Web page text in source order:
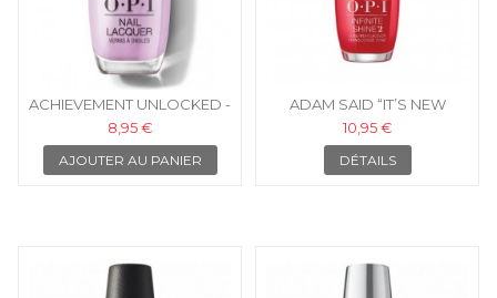
ACHIEVEMENT UNLOCKED -
OPI NLD60
8,95 €
AJOUTER AU PANIER
ADAM SAID “IT’S NEW
YEAR’S, EVE” - OPI VERNIS
INFINITE SHINE
10,95 €
DÉTAILS